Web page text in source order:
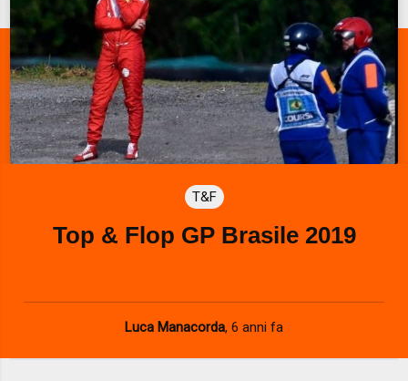
T&F
Top & Flop GP Brasile 2019
Luca Manacorda, 6 anni fa